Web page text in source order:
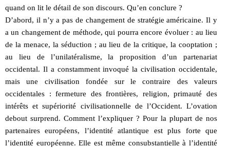
quand on lit le détail de son discours. Qu’en conclure ?
D’abord, il n’y a pas de changement de stratégie américaine. Il y
a un changement de méthode, qui pourra encore évoluer : au lieu
de la menace, la séduction ; au lieu de la critique, la cooptation ;
au lieu de l’unilatéralisme, la proposition d’un partenariat
occidental. Il a constamment invoqué la civilisation occidentale,
mais une civilisation fondée sur le contraire des valeurs
occidentales : fermeture des frontières, religion, primauté des
intérêts et supériorité civilisationnelle de l’Occident. L’ovation
debout surprend. Comment l’expliquer ? Pour la plupart de nos
partenaires européens, l’identité atlantique est plus forte que
l’identité européenne. Elle est même consubstantielle à l’identité